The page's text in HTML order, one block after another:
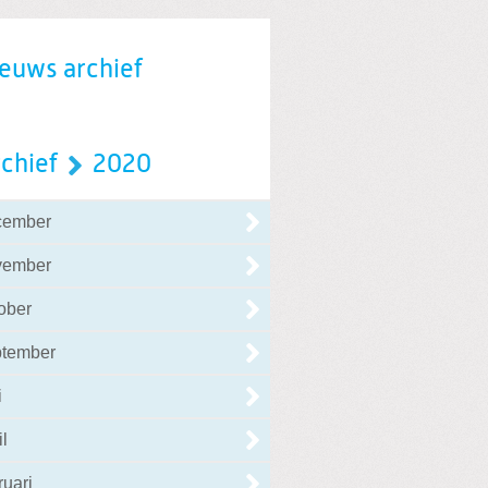
archief
2020